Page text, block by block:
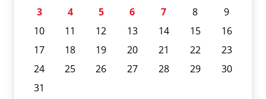
3
4 5 6 7 8
9
10
11 12 13 14 15
16
17
18 19 20 21 22
23
24
25 26 27 28 29
30
31